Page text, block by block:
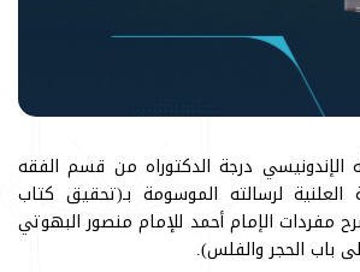
الإندونيسي درجة الدكتوراه من قسم الفقه
العلنية لرسالته الموسومة بـ(تحقيق كتاب
مفردات الإمام أحمد للإمام منصور البهوتي
باب الحجر والفلس).